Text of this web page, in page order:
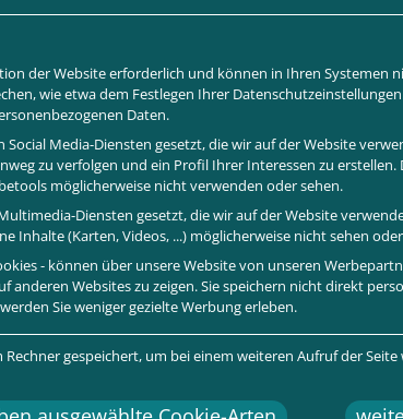
der Website erforderlich und können in Ihren
wie etwa dem Festlegen Ihrer
Daten.
Social Media-Diensten gesetzt, die wir auf der Website
zu verfolgen und ein Profil Ihrer Interessen zu
möglicherweise nicht verwenden oder sehen.
Diensten gesetzt, die wir auf der Website
Inhalte (Karten, Videos, ...) möglicherweise nicht sehen
- können über unsere Website von unseren
Websites zu zeigen. Sie speichern nicht direkt
Sie weniger gezielte Werbung erleben.
gespeichert, um bei einem weiteren Aufruf der